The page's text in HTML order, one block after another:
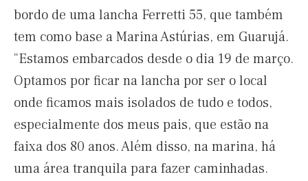
bordo de uma lancha Ferretti 55, que também
tem como base a Marina Astúrias, em Guarujá.
“Estamos embarcados desde o dia 19 de março.
Optamos por ficar na lancha por ser o local
onde ficamos mais isolados de tudo e todos,
especialmente dos meus pais, que estão na
faixa dos 80 anos. Além disso, na marina, há
uma área tranquila para fazer caminhadas.